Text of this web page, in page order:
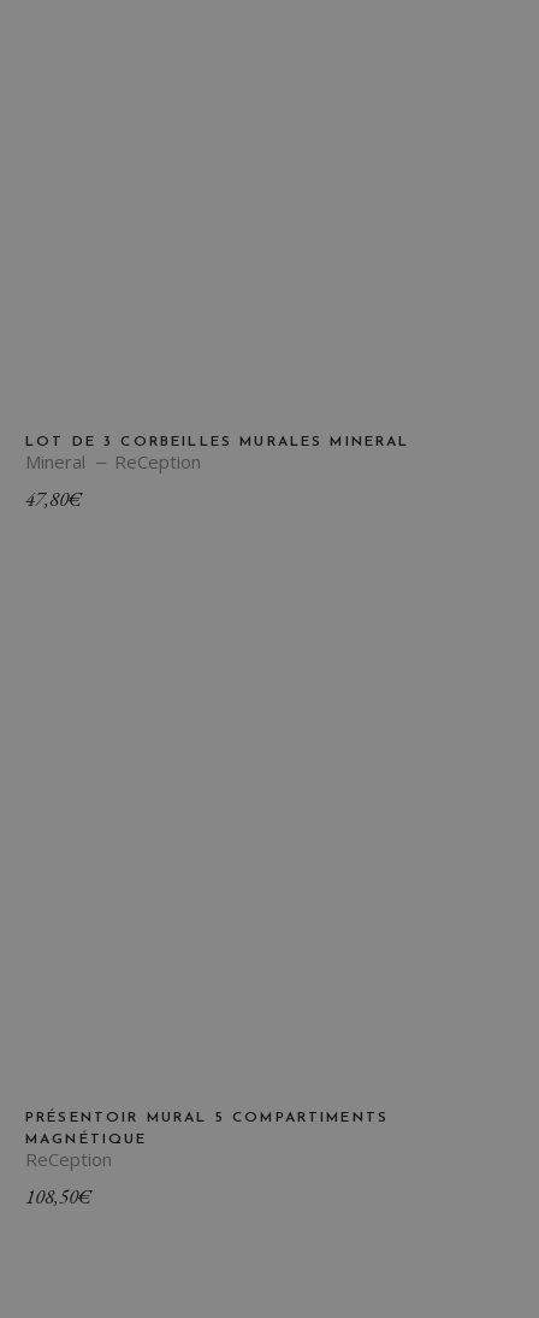
LOT DE 3 CORBEILLES MURALES MINERAL
Mineral ReCeption
47,80€
PRÉSENTOIR MURAL 5 COMPARTIMENTS
MAGNÉTIQUE
ReCeption
108,50€